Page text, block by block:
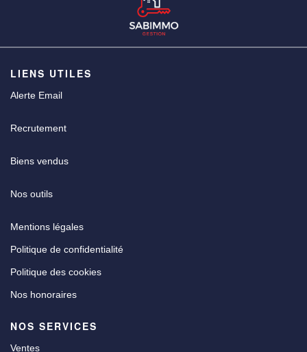
LIENS UTILES
Alerte Email
Recrutement
Biens vendus
Nos outils
Mentions légales
Politique de confidentialité
Politique des cookies
Nos honoraires
NOS SERVICES
Ventes